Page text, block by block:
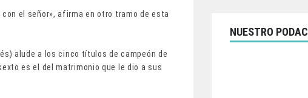
con el señor», afirma en otro tramo de esta
alude a los cinco títulos de campeón de
es el del matrimonio que le dio a sus
NUESTRO